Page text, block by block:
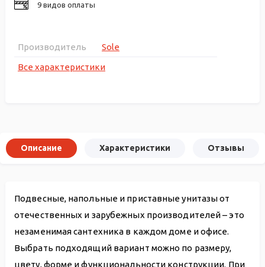
9 видов оплаты
Производитель
Sole
Все характеристики
Описание Характеристики Отзывы
Подвесные, напольные и приставные унитазы от
отечественных и зарубежных производителей – это
незаменимая сантехника в каждом доме и офисе.
Выбрать подходящий вариант можно по размеру,
цвету, форме и функциональности конструкции. При